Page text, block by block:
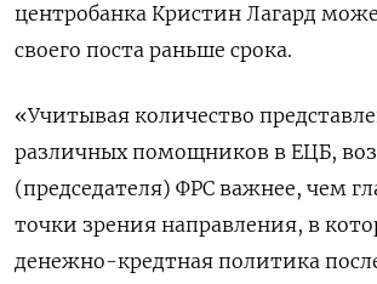
центробанка Кристин Лагард
своего поста раньше срока.
«Учитывая количество
различных помощников в ЕЦБ,
(председателя) ФРС важнее, чем
точки зрения направления, в
денежно-кредтная политика